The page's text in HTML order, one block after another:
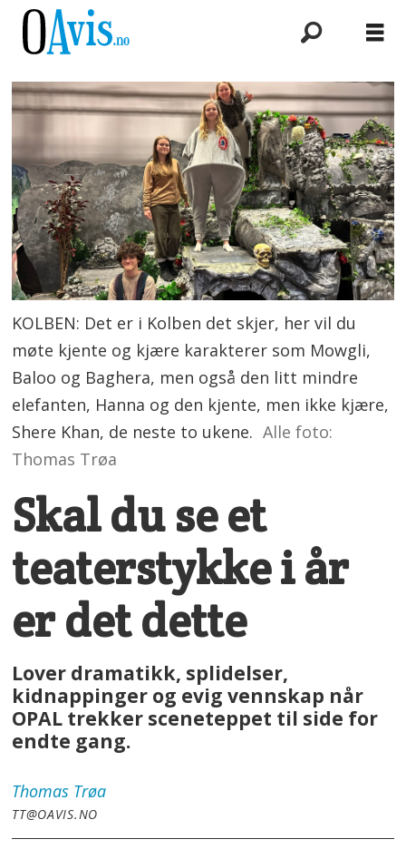
KOLBEN: Det er i Kolben det skjer, her vil du
møte kjente og kjære karakterer som Mowgli,
Baloo og Baghera, men også den litt mindre
elefanten, Hanna og den kjente, men ikke kjære,
Shere Khan, de neste to ukene. Alle foto:
Thomas Trøa
Skal du se et
teaterstykke i år
er det dette
Lover dramatikk, splidelser,
kidnappinger og evig vennskap når
OPAL trekker sceneteppet til side for
endte gang.
Thomas Trøa
TT@OAVIS.NO